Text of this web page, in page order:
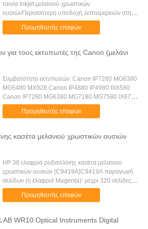
ταινία Inkjet μελανιού χρωστικών
ουσιώνΠερισσότερη υποδοχή λεπτομερειών στην
επαφή ως εξής *One πλευρά που ντύνεται με την
ομαλή επιφάνεια*PET θετική ταινία ...
Προμηθευτής επαφών
για τους εκτυπωτές της Canon (μελάνι
Συμβατότητα εκτυπωτών: Canon IP7280 MG6380
MG5480 MX928 Canon IP4880 IP4980 IX6580
Canon IP7280 MG6380 MG7180 MG7580 IX6780
850 851 Canon IP4200 4300 4500 5200 5300
MP500 Canon MP288 259 IP2788 2780 815
Προμηθευτής επαφών
κασέτα μελανιού χρωστικών ουσιών
HP 38 ελαφριά ροδανιλίνης κασέτα μελανιού
χρωστικών ουσιών (C9419A)C9419A παραγωγή
σελίδων (η ελαφριά Magenta): μέχρι 320 σελίδες
ανά κασέτα, για τη χρήση με τον υπέρ B9180
εκτυπωτή HP PhotoSmart...
Προμηθευτής επαφών
WR10 Optical Instruments Digital